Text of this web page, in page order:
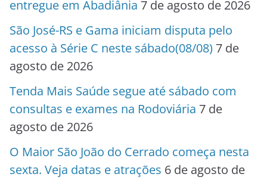
entregue em Abadiânia 7 de agosto de 2026
São José-RS e Gama iniciam disputa pelo
acesso à Série C neste sábado(08/08) 7 de
agosto de 2026
Tenda Mais Saúde segue até sábado com
consultas e exames na Rodoviária 7 de
agosto de 2026
O Maior São João do Cerrado começa nesta
sexta. Veja datas e atrações 6 de agosto de